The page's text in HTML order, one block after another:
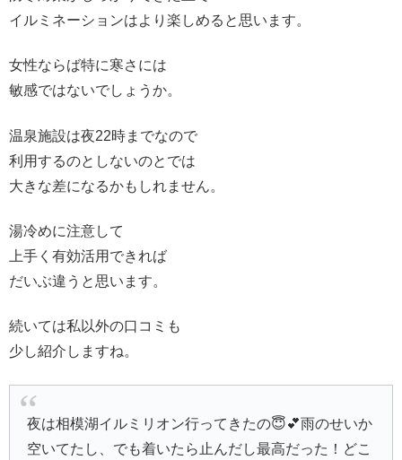
イルミネーションはより楽しめると思います。
女性ならば特に寒さには
敏感ではないでしょうか。
温泉施設は夜22時までなので
利用するのとしないのとでは
大きな差になるかもしれません。
湯冷めに注意して
上手く有効活用できれば
だいぶ違うと思います。
続いては私以外の口コミも
少し紹介しますね。
夜は相模湖イルミリオン行ってきたの😇💕雨のせいか
空いてたし、でも着いたら止んだし最高だった！どこ